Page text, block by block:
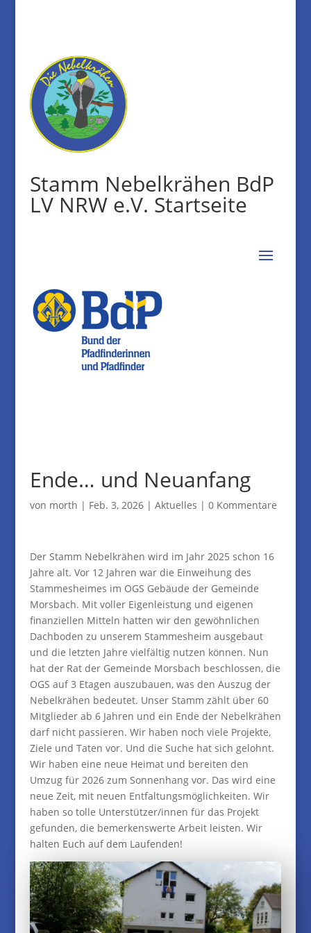
Stamm Nebelkrähen BdP
LV NRW e.V. Startseite
Ende… und Neuanfang
von morth | Feb. 3, 2026| Aktuelles | 0 Kommentare
Der Stamm Nebelkrähen wird im Jahr 2025 schon 16
Jahre alt. Vor 12 Jahren war die Einweihung des
Stammesheimes im OGS Gebäude der Gemeinde
Morsbach. Mit voller Eigenleistung und eigenen
finanziellen Mitteln hatten wir den gewöhnlichen
Dachboden zu unserem Stammesheim ausgebaut
und die letzten Jahre vielfältig nutzen können. Nun
hat der Rat der Gemeinde Morsbach beschlossen, die
OGS auf 3 Etagen auszubauen, was den Auszug der
Nebelkrähen bedeutet. Unser Stamm zählt über 60
Mitglieder ab 6 Jahren und ein Ende der Nebelkrähen
darf nicht passieren. Wir haben noch viele Projekte,
Ziele und Taten vor. Und die Suche hat sich gelohnt.
Wir haben eine neue Heimat und bereiten den
Umzug für 2026 zum Sonnenhang vor. Das wird eine
neue Zeit, mit neuen Entfaltungsmöglichkeiten. Wir
haben so tolle Unterstützer/innen für das Projekt
gefunden, die bemerkenswerte Arbeit leisten. Wir
halten Euch auf dem Laufenden!